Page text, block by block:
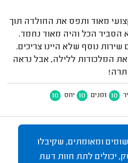
מאוד ותפס את החולדה תוך
הסביר הכל והיה מאוד נחמד.
שירות נוסף שלא היינו צריכים.
המלכודות ללילה, אבל נראה
10 זמנים 10 יחס 10
ומאומתים, שקיבלו
יכולים לתת חוות דעת